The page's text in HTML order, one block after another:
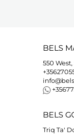
BELS
550
BELS
Triq Ta'